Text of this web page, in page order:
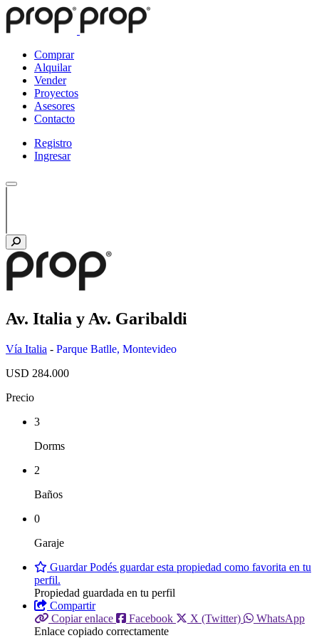
Comprar
Alquilar
Vender
Proyectos
Asesores
Contacto
Registro
Ingresar
Av. Italia y Av. Garibaldi
Vía Italia - Parque Batlle, Montevideo
USD 284.000
Precio
3
Dorms
2
Baños
0
Garaje
GuardarPodés guardar esta propiedad como favorita en tu
perfil.
Propiedad guardada en tu perfil
Compartir
Copiar enlace
Facebook X (Twitter)
WhatsApp
Enlace copiado correctamente